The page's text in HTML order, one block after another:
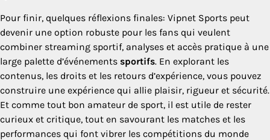
Pour finir, quelques réflexions finales: Vipnet Sports peut
devenir une option robuste pour les fans qui veulent
combiner streaming sportif, analyses et accès pratique à une
large palette d’événements sportifs. En explorant les
contenus, les droits et les retours d’expérience, vous pouvez
construire une expérience qui allie plaisir, rigueur et sécurité.
Et comme tout bon amateur de sport, il est utile de rester
curieux et critique, tout en savourant les matches et les
performances qui font vibrer les compétitions du monde